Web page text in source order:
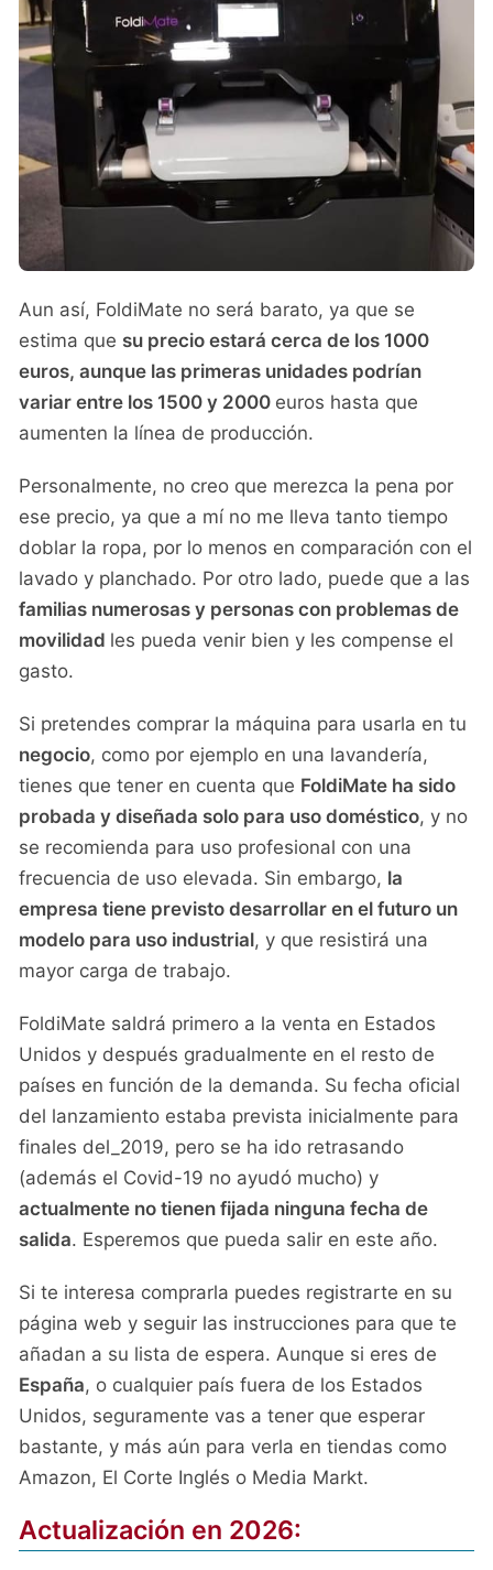
Aun así, FoldiMate no será barato, ya que se
estima que su precio estará cerca de los 1000
euros, aunque las primeras unidades podrían
variar entre los 1500 y 2000 euros hasta que
aumenten la línea de producción.
Personalmente, no creo que merezca la pena por
ese precio, ya que a mí no me lleva tanto tiempo
doblar la ropa, por lo menos en comparación con el
lavado y planchado. Por otro lado, puede que a las
familias numerosas y personas con problemas de
movilidad les pueda venir bien y les compense el
gasto.
Si pretendes comprar la máquina para usarla en tu
negocio, como por ejemplo en una lavandería,
tienes que tener en cuenta que FoldiMate ha sido
probada y diseñada solo para uso doméstico, y no
se recomienda para uso profesional con una
frecuencia de uso elevada. Sin embargo, la
empresa tiene previsto desarrollar en el futuro un
modelo para uso industrial, y que resistirá una
mayor carga de trabajo.
FoldiMate saldrá primero a la venta en Estados
Unidos y después gradualmente en el resto de
países en función de la demanda. Su fecha oficial
del lanzamiento estaba prevista inicialmente para
finales del_2019, pero se ha ido retrasando
(además el Covid-19 no ayudó mucho) y
actualmente no tienen fijada ninguna fecha de
salida. Esperemos que pueda salir en este año.
Si te interesa comprarla puedes registrarte en su
página web y seguir las instrucciones para que te
añadan a su lista de espera. Aunque si eres de
España, o cualquier país fuera de los Estados
Unidos, seguramente vas a tener que esperar
bastante, y más aún para verla en tiendas como
Amazon, El Corte Inglés o Media Markt.
Actualización en 2026: